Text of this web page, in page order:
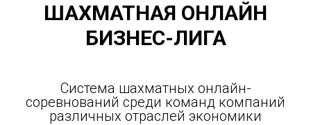
ШАХМАТНАЯ ОНЛАЙН
БИЗНЕС-ЛИГА
Система шахматных онлайн-
соревнований среди команд компаний
различных отраслей экономики